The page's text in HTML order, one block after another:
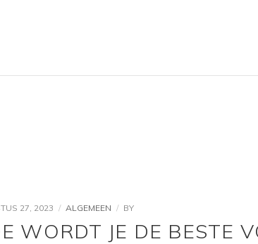
27, 2023 ALGEMEEN BY
WORDT JE DE BESTE